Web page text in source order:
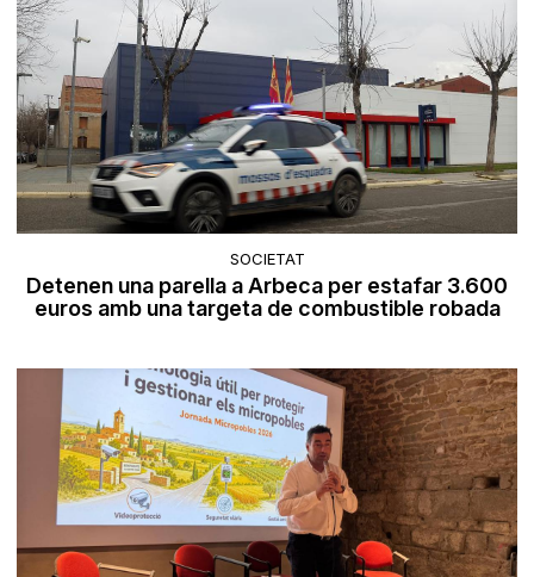
SOCIETAT
Detenen una parella a Arbeca per estafar 3.600
euros amb una targeta de combustible robada